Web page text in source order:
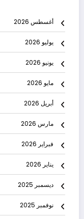
أغسطس 2026
يوليو 2026
يونيو 2026
مايو 2026
أبريل 2026
مارس 2026
فبراير 2026
يناير 2026
ديسمبر 2025
نوفمبر 2025